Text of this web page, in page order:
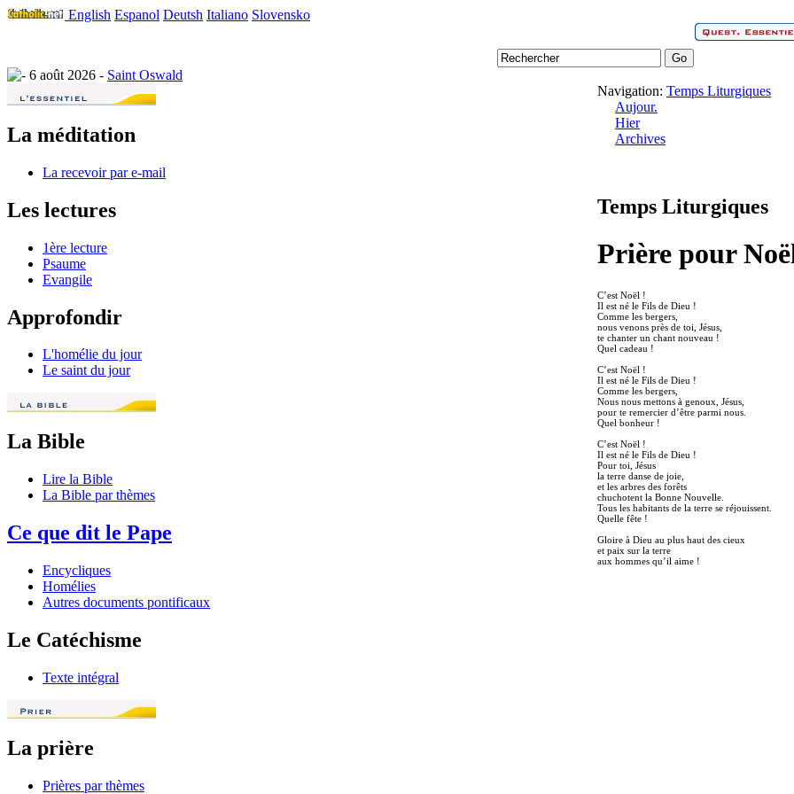
English Espanol Deutsh Italiano Slovensko
6 août 2026 - Saint Oswald
La méditation
La recevoir par e-mail
Les lectures
1ère lecture
Psaume
Evangile
Approfondir
L'homélie du jour
Le saint du jour
La Bible
Lire la Bible
La Bible par thèmes
Ce que dit le Pape
Encycliques
Homélies
Autres documents pontificaux
Le Catéchisme
Texte intégral
La prière
Prières par thèmes
Navigation: Temps Liturgiques
Aujour.
Hier
Archives
Temps Liturgiques
Prière pour
C’est Noël !
Il est né le Fils de Dieu !
Comme les bergers,
nous venons près de toi, Jésus,
te chanter un chant nouveau !
Quel cadeau !
C’est Noël !
Il est né le Fils de Dieu !
Comme les bergers,
Nous nous mettons à genoux, Jésus,
pour te remercier d’être parmi nous.
Quel bonheur !
C’est Noël !
Il est né le Fils de Dieu !
Pour toi, Jésus
la terre danse de joie,
et les arbres des forêts
chuchotent la Bonne Nouvelle.
Tous les habitants de la terre se réjouissent.
Quelle fête !
Gloire à Dieu au plus haut des cieux
et paix sur la terre
aux hommes qu’il aime !